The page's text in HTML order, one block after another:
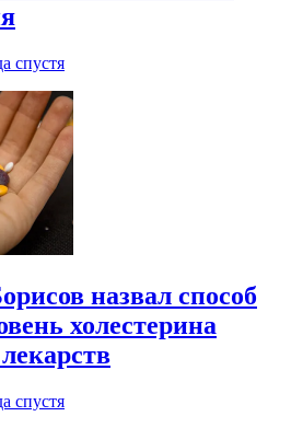
спустя
назвал способ
холестерина
спустя